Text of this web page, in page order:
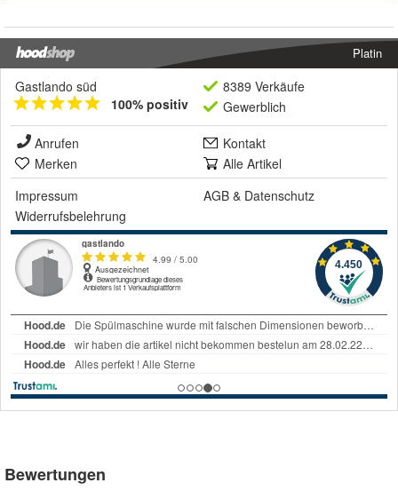
Platin
Gastlando süd
100% positiv
8389 Verkäufe
Gewerblich
Anrufen
Kontakt
Merken
Alle Artikel
Impressum
AGB & Datenschutz
Widerrufsbelehrung
Bewertungen